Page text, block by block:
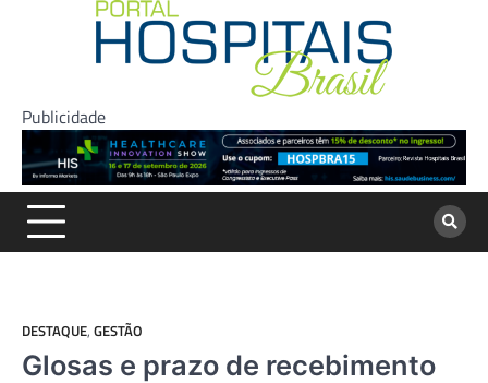
Publicidade
DESTAQUE, GESTÃO
Glosas e prazo de recebimento